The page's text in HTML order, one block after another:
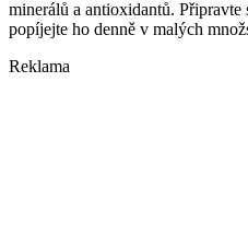
minerálů a antioxidantů.
popíjejte ho denně v malých
Reklama